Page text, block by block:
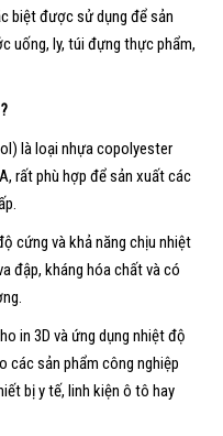
biệt được sử dụng để sản
uống, ly, túi đựng thực phẩm,
là loại nhựa copolyester
rất phù hợp để sản xuất các
cứng và khả năng chịu nhiệt
đập, kháng hóa chất và có
in 3D và ứng dụng nhiệt độ
các sản phẩm công nghiệp
bị y tế, linh kiện ô tô hay